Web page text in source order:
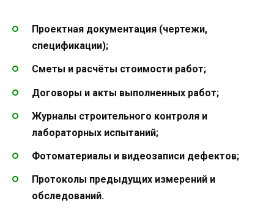
Проектная документация (чертежи,
спецификации);
Сметы и расчёты стоимости работ;
Договоры и акты выполненных работ;
Журналы строительного контроля и
лабораторных испытаний;
Фотоматериалы и видеозаписи дефектов;
Протоколы предыдущих измерений и
обследований.